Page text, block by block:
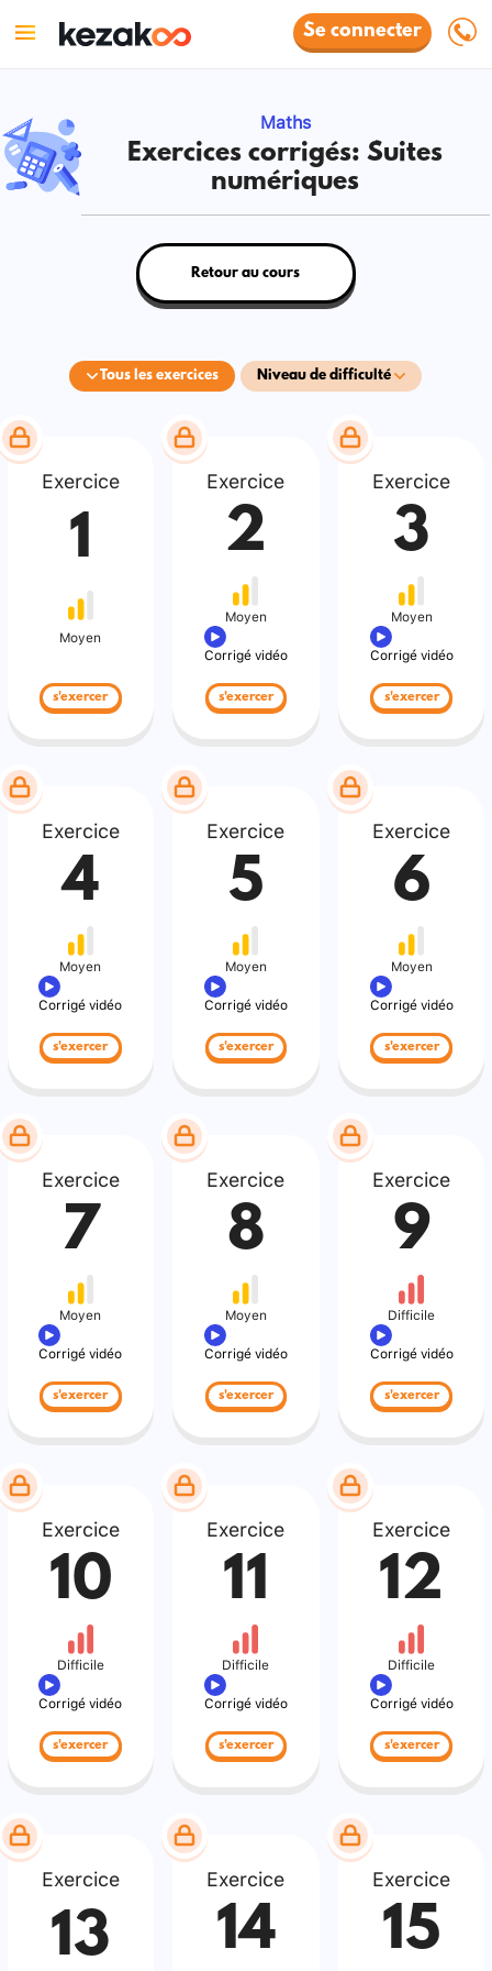
Se connecter
Maths
Exercices corrigés: Suites
numériques
Tous les exercices Niveau de difficulté
Retour au cours
Exercice
1
Moyen
s'exercer
Exercice
2
Moyen
Corrigé vidéo
s'exercer
Exercice
3
Moyen
Corrigé vidéo
s'exercer
Exercice
4
Moyen
Corrigé vidéo
s'exercer
Exercice
5
Moyen
Corrigé vidéo
s'exercer
Exercice
6
Moyen
Corrigé vidéo
s'exercer
Exercice
7
Moyen
Corrigé vidéo
s'exercer
Exercice
8
Moyen
Corrigé vidéo
s'exercer
Exercice
9
Difficile
Corrigé vidéo
s'exercer
Exercice
10
Difficile
Corrigé vidéo
s'exercer
Exercice
11
Difficile
Corrigé vidéo
s'exercer
Exercice
12
Difficile
Corrigé vidéo
s'exercer
Exercice
13
Exercice
14
Exercice
15